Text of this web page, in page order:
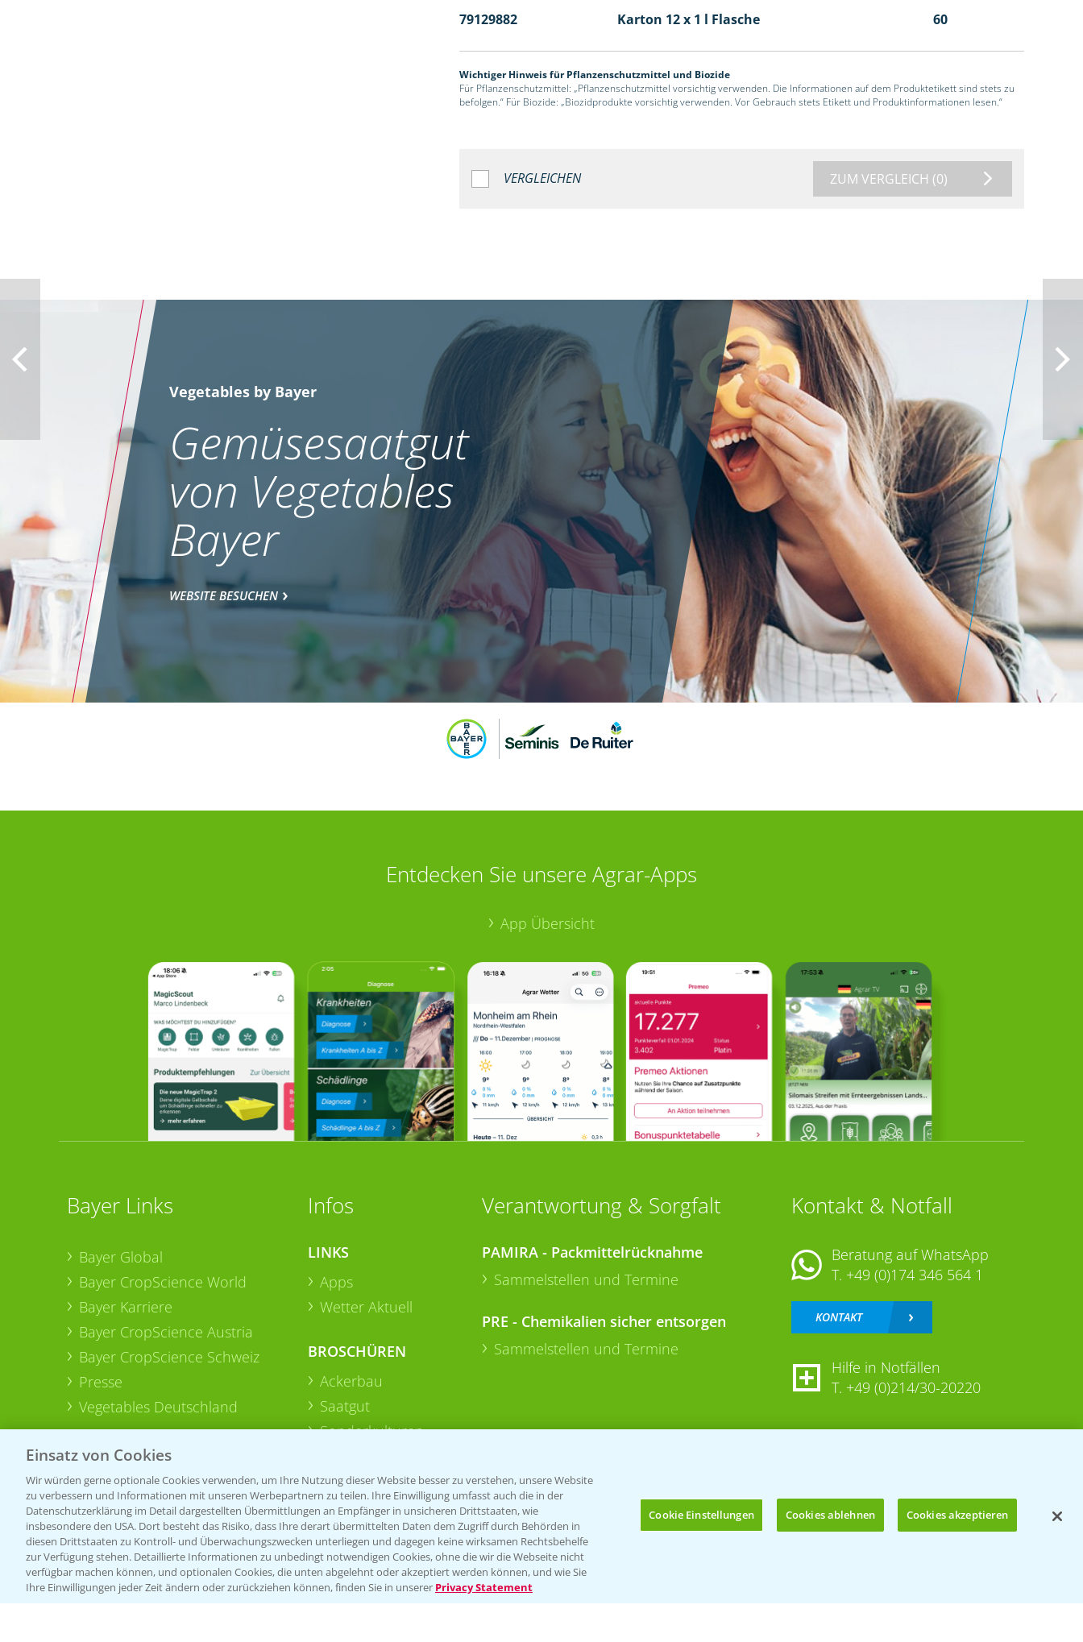
79129882 Karton 12 x 1 l Flasche 60
Wichtiger Hinweis für Pflanzenschutzmittel und Biozide
Für Pflanzenschutzmittel: „Pflanzenschutzmittel vorsichtig verwenden. Die Informationen auf dem Produktetikett sind stets zu
befolgen.“ Für Biozide: „Biozidprodukte vorsichtig verwenden. Vor Gebrauch stets Etikett und Produktinformationen lesen.“
VERGLEICHEN ZUM VERGLEICH (0)
Bis zu 4 Produkte vergleichen:
Vegetables by Bayer
Gemüsesaatgut
von Vegetables
Bayer
WEBSITE BESUCHEN
Entdecken Sie unsere Agrar-Apps
App Übersicht
Bayer Links
Bayer Global
Bayer CropScience World
Bayer Karriere
Bayer CropScience Austria
Bayer CropScience Schweiz
Presse
Vegetables Deutschland
Infos
LINKS
Apps
Wetter Aktuell
BROSCHÜREN
Ackerbau
Saatgut
Sonderkulturen
Verantwortung & Sorgfalt
PAMIRA - Packmittelrücknahme
Sammelstellen und Termine
PRE - Chemikalien sicher entsorgen
Sammelstellen und Termine
Kontakt & Notfall
Beratung auf WhatsApp
T. +49 (0)174 346 564 1
KONTAKT
Hilfe in Notfällen
T. +49 (0)214/30-20220
Folgen Sie uns
Einsatz von Cookies
Wir würden gerne optionale Cookies verwenden, um Ihre Nutzung dieser Website besser zu verstehen, unsere Website
zu verbessern und Informationen mit unseren Werbepartnern zu teilen. Ihre Einwilligung umfasst auch die in der
Datenschutzerklärung im Detail dargestellten Übermittlungen an Empfänger in unsicheren Drittstaaten, wie
insbesondere den USA. Dort besteht das Risiko, dass Ihre derart übermittelten Daten dem Zugriff durch Behörden in
diesen Drittstaaten zu Kontroll- und Überwachungszwecken unterliegen und dagegen keine wirksamen Rechtsbehelfe
zur Verfügung stehen. Detaillierte Informationen zu unbedingt notwendigen Cookies, ohne die wir die Webseite nicht
verfügbar machen können, und optionalen Cookies, die unten abgelehnt oder akzeptiert werden können, und wie Sie
Ihre Einwilligungen jeder Zeit ändern oder zurückziehen können, finden Sie in unserer Privacy Statement
Cookie Einstellungen Cookies ablehnen Cookies akzeptieren